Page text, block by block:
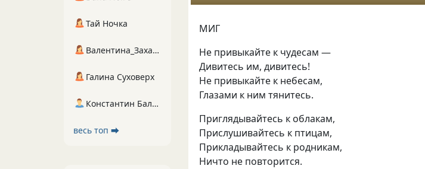
МИГ
Не привыкайте к чудесам —
Дивитесь им, дивитесь!
Не привыкайте к небесам,
Глазами к ним тянитесь.
Приглядывайтесь к облакам,
Прислушивайтесь к птицам,
Прикладывайтесь к родникам,
Ничто не повторится.
Тай Ночка
Валентина_Захарова
Галина Суховерх
Константин Балухта
весь топ ⮕